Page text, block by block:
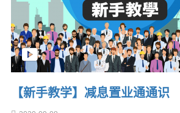
【新手教学】减息置业通通识